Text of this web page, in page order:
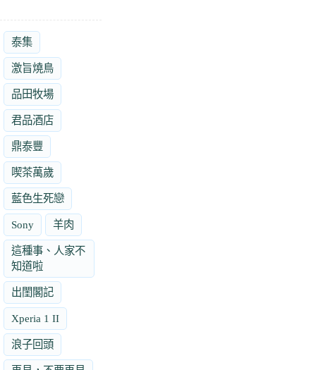
泰集
激旨燒鳥
品田牧場
君品酒店
鼎泰豐
喫茶萬歲
藍色生死戀
Sony 羊肉
這種事、人家不
知道啦
出閨閣記
Xperia 1 II
浪子回頭